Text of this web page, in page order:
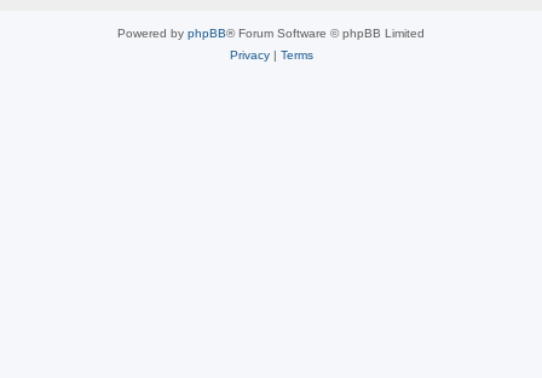
Powered by phpBB® Forum Software © phpBB Limited
Privacy| Terms